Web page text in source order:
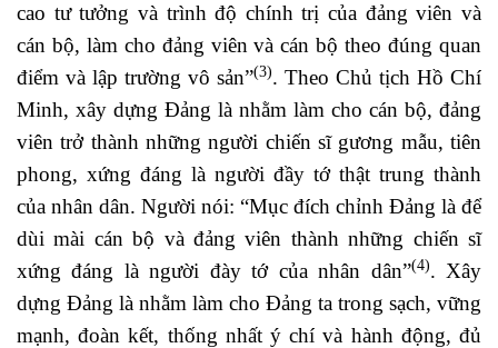
cao tư tưởng và trình độ chính trị của đảng viên và
cán bộ, làm cho đảng viên và cán bộ theo đúng quan
điểm và lập trường vô sản”(3). Theo Chủ tịch Hồ Chí
Minh, xây dựng Đảng là nhằm làm cho cán bộ, đảng
viên trở thành những người chiến sĩ gương mẫu, tiên
phong, xứng đáng là người đầy tớ thật trung thành
của nhân dân. Người nói: “Mục đích chỉnh Đảng là để
dùi mài cán bộ và đảng viên thành những chiến sĩ
xứng đáng là người đày tớ của nhân dân”(4). Xây
dựng Đảng là nhằm làm cho Đảng ta trong sạch, vững
mạnh, đoàn kết, thống nhất ý chí và hành động, đủ